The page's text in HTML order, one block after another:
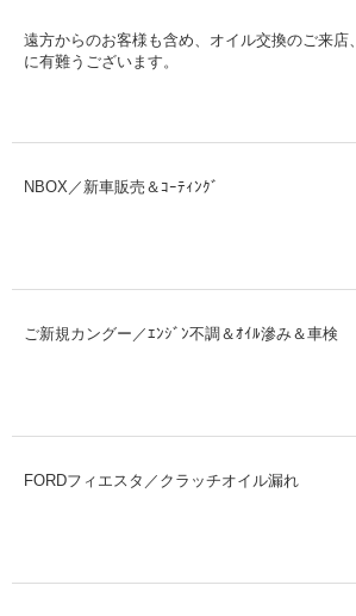
遠方からのお客様も含め、オイル交換のご来店
に有難うございます。
NBOX／新車販売＆ｺｰﾃｨﾝｸﾞ
ご新規カングー／ｴﾝｼﾞﾝ不調＆ｵｲﾙ滲み＆車検
FORDフィエスタ／クラッチオイル漏れ